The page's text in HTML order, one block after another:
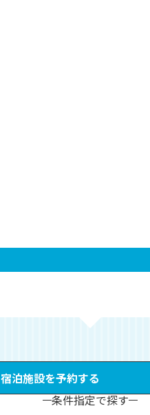
宿泊施設を予約する
条件指定で探す